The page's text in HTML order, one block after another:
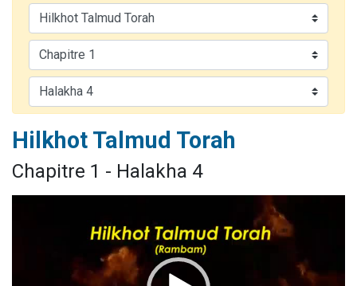
30 personnes viennent de faire un don pour Sauvez la jambe de Yohan
Il reste 49 places pour étudier en groupe sur Zoom
12 nouvelles musiques dans Torah-Box Music
29 personnes viennent de demander une bénédiction
Hilkhot Talmud Torah
Chapitre 1 - Halakha 4